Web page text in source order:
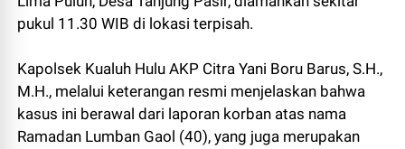
pukul 11.30 WIB di lokasi terpisah.
Kapolsek Kualuh Hulu AKP Citra Yani Boru Barus, S.H.,
M.H., melalui keterangan resmi menjelaskan bahwa
kasus ini berawal dari laporan korban atas nama
Ramadan Lumban Gaol (40), yang juga merupakan